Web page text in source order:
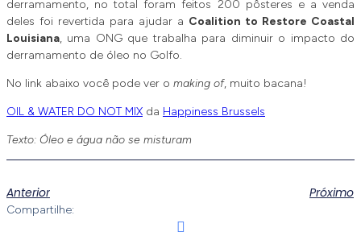
derramamento, no total foram feitos 200 pôsteres e a venda
deles foi revertida para ajudar a Coalition to Restore Coastal
Louisiana, uma ONG que trabalha para diminuir o impacto do
derramamento de óleo no Golfo.
No link abaixo você pode ver o making of, muito bacana!
OIL & WATER DO NOT MIX da Happiness Brussels
Texto: Óleo e água não se misturam
Anterior Próximo
Compartilhe: